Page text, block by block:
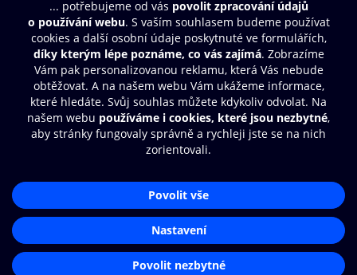
Obsah ke stažení
Moje O2 Knihovna
Další zábava
© O2 Czech Republic a.s.
Přístupnost
Zásady zpracování osobních údajů
Nastavení cookies
Aplikace O2 Knihovna
Čti a poslouchej své e-knihy a
audioknihy rychleji a pohodlněji.